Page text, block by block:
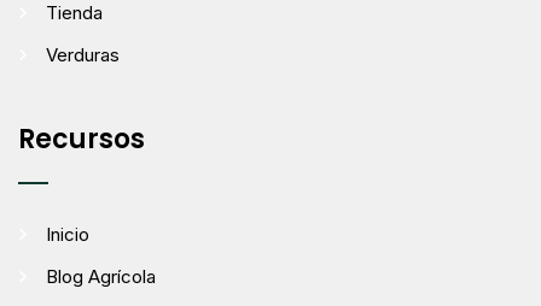
Tienda
Verduras
Recursos
Inicio
Blog Agrícola